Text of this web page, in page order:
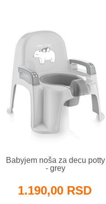
Babyjem noša za decu potty
- grey
1.190,00 RSD